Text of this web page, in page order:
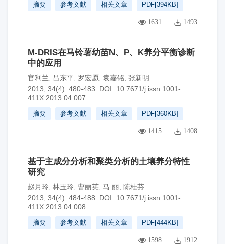
摘要 参考文献 相关文章 PDF[394KB]
1631 1493
M-DRIS在马铃薯幼苗N、P、K养分平衡诊断
中的应用
官利兰 吕东平 罗宏愿 袁嘉铭 张新明
2013, 34(4): 480-483.
DOI: 10.7671/j.issn.1001-
411X.2013.04.007
摘要 参考文献 相关文章 PDF[360KB]
1415 1408
基于主成分分析和聚类分析的土壤养分特性
研究
赵月玲 林玉玲 曹丽英 马 丽
陈桂芬
2013, 34(4): 484-488.
DOI: 10.7671/j.issn.1001-
411X.2013.04.008
摘要 参考文献 相关文章 PDF[444KB]
1598 1912